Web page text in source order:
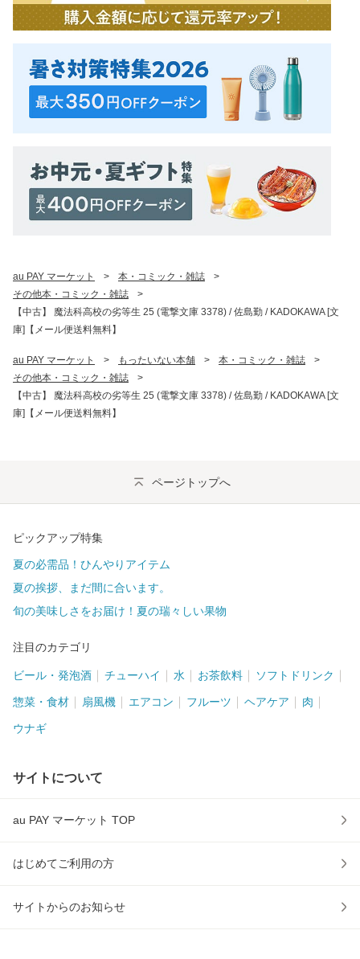
au PAY マーケット > 本・コミック・雑誌
>
その他本・コミック・雑誌
>
【中古】 魔法科高校の劣等生 25 (電撃文庫 3378) / 佐島勤 / KADOKAWA [文
庫]【メール便送料無料】
au PAY マーケット > もったいない本舗 > 本・コミック・雑誌
>
その他本・コミック・雑誌
>
【中古】 魔法科高校の劣等生 25 (電撃文庫 3378) / 佐島勤 / KADOKAWA [文
庫]【メール便送料無料】
ページトップへ
ピックアップ特集
夏の必需品！ひんやりアイテム
夏の挨拶、まだ間に合います。
旬の美味しさをお届け！夏の瑞々しい果物
注目のカテゴリ
ビール・発泡酒 チューハイ 水 お茶飲料 ソフトドリンク
惣菜・食材 扇風機 エアコン フルーツ ヘアケア 肉
ウナギ
サイトについて
au PAY マーケット TOP
はじめてご利用の方
サイトからのお知らせ